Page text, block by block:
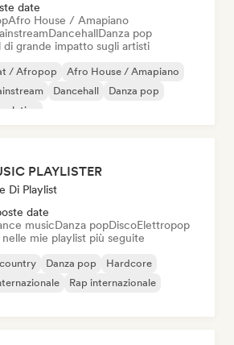
date
Afro House / Amapiano
DancehallDanza pop
grande impatto sugli artisti
/ Afropop
Afro House / Amapiano
Dancehall
Danza pop
latina
PLAYLISTER
Di Playlist
date
musicDanza popDiscoElettropop
mie playlist più seguite
Danza pop
Hardcore
Rap internazionale